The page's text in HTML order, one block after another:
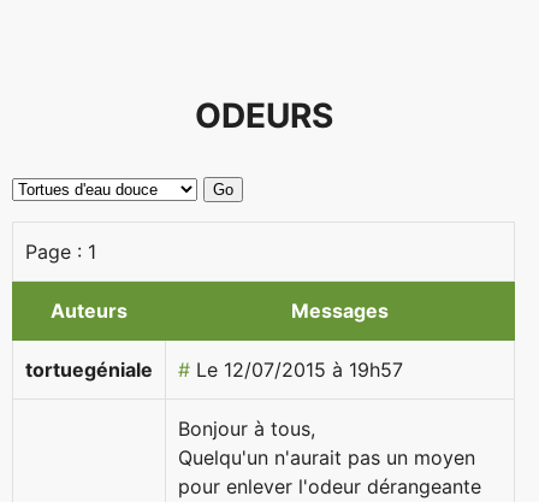
ODEURS
Page : 1
Auteurs Messages
tortuegéniale # Le 12/07/2015 à 19h57
Bonjour à tous,
Quelqu'un n'aurait pas un moyen
pour enlever l'odeur dérangeante